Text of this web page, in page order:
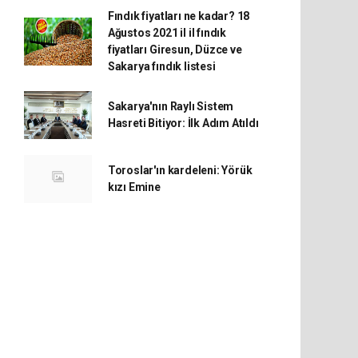
Fındık fiyatları ne kadar? 18
Ağustos 2021 il il fındık
fiyatları Giresun, Düzce ve
Sakarya fındık listesi
Sakarya'nın Raylı Sistem
Hasreti Bitiyor: İlk Adım Atıldı
Toroslar'ın kardeleni: Yörük
kızı Emine